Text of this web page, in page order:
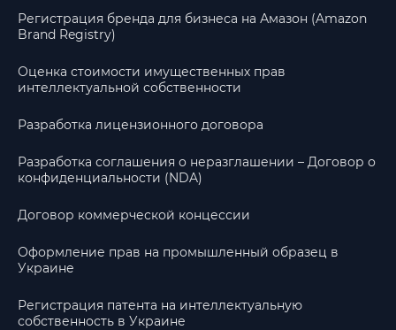
Регистрация бренда для бизнеса на Амазон (Amazon
Brand Registry)
Оценка стоимости имущественных прав
интеллектуальной собственности
Разработка лицензионного договора
Разработка соглашения о неразглашении – Договор о
конфиденциальности (NDA)
Договор коммерческой концессии
Оформление прав на промышленный образец в
Украине
Регистрация патента на интеллектуальную
собственность в Украине